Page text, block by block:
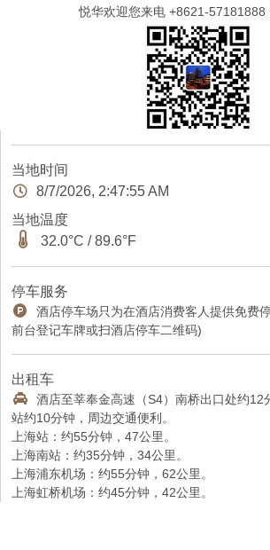
悦华欢迎您来电 +8621-57181888
当地时间
8/7/2026, 2:47:55 AM
当地温度
32.0°C / 89.6°F
停车服务
酒店停车场只为在酒店消费客人提供免费
前台登记车牌或扫酒店停车二维码)
出租车
酒店至莘奉金高速（S4）南桥出口处约12
站约10分钟，周边交通便利。
上海站：约55分钟，47公里。
上海南站：约35分钟，34公里。
上海浦东机场：约55分钟，62公里。
上海虹桥机场：约45分钟，42公里。